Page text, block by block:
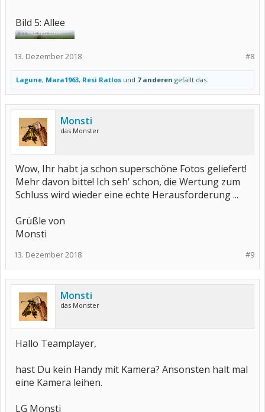
Bild 5: Allee
#8
13. Dezember 2018
Lagune, Mara1963, Resi Ratlos und 7 anderen gefällt das.
Monsti
das Monster
Wow, Ihr habt ja schon superschöne Fotos geliefert!
Mehr davon bitte! Ich seh' schon, die Wertung zum
Schluss wird wieder eine echte Herausforderung ...
Grüßle von
Monsti
#9
13. Dezember 2018
Monsti
das Monster
Hallo Teamplayer,
hast Du kein Handy mit Kamera? Ansonsten halt mal
eine Kamera leihen.
LG Monsti